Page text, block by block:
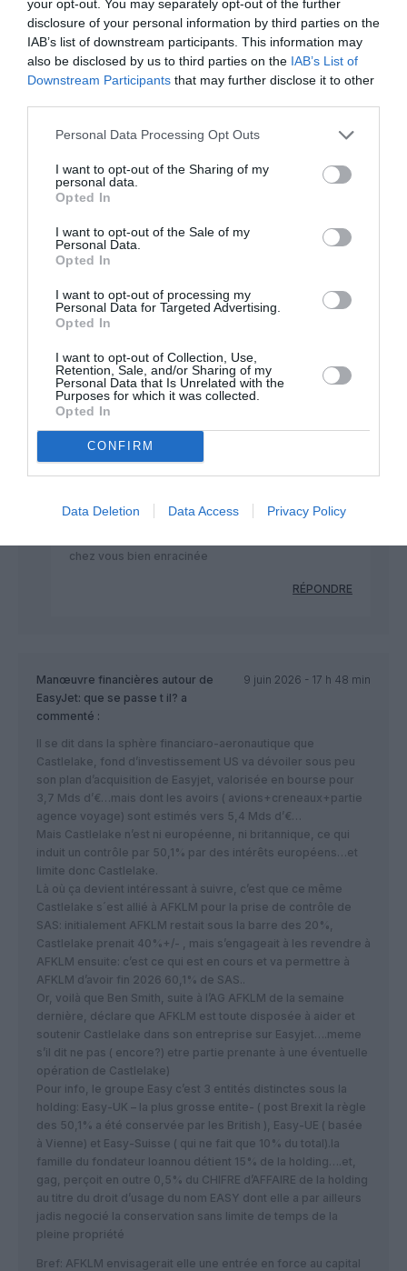
your opt-out. You may separately opt-out of the further
disclosure of your personal information by third parties on the
IAB’s list of downstream participants. This information may
also be disclosed by us to third parties on the IAB’s List of
Downstream Participants that may further disclose it to other
Personal Data Processing Opt Outs
I want to opt-out of the Sharing of my
personal data.
Opted In
I want to opt-out of the Sale of my
Personal Data.
Opted In
I want to opt-out of processing my
Personal Data for Targeted Advertising.
Opted In
I want to opt-out of Collection, Use,
Retention, Sale, and/or Sharing of my
Personal Data that Is Unrelated with the
Purposes for which it was collected.
Opted In
CONFIRM
Data Deletion Data Access Privacy Policy
que de regarder la vérité: vous êtes dénigrant et
bête comme des bouriquets.
RÉPONDRE
commenté :
ça “boom” pas trop la grammaire et
l’orthographe ici , mais le niveau est
suffisant pour easyjet
RÉPONDRE
Il faudrait peut être leur apprendre la géographie et la
lecture?
min
chez vous bien enracinée
RÉPONDRE
Manœuvre financières autour de
EasyJet: que se passe t il? a
commenté :
9 juin 2026 - 17 h 48 min
Il se dit dans la sphère financiaro-aeronautique que
Castlelake, fond d’investissement US va dévoiler sous peu
son plan d’acquisition de Easyjet, valorisée en bourse pour
3,7 Mds d’€…mais dont les avoirs ( avions+creneaux+partie
agence voyage) sont estimés vers 5,4 Mds d’€…
Mais Castlelake n’est ni européenne, ni britannique, ce qui
induit un contrôle par 50,1% par des intérêts européens…et
limite donc Castlelake.
Là où ça devient intéressant à suivre, c’est que ce même
Castlelake s´est allié à AFKLM pour la prise de contrôle de
SAS: initialement AFKLM restait sous la barre des 20%,
Castlelake prenait 40%+/- , mais s’engageait à les revendre à
AFKLM ensuite: c’est ce qui est en cours et va permettre à
AFKLM d’avoir fin 2026 60,1% de SAS..
Or, voilà que Ben Smith, suite à l’AG AFKLM de la semaine
dernière, déclare que AFKLM est toute disposée à aider et
soutenir Castlelake dans son entreprise sur Easyjet….meme
s’il dit ne pas ( encore?) etre partie prenante à une éventuelle
opération de Castlelake)
Pour info, le groupe Easy c’est 3 entités distinctes sous la
holding: Easy-UK – la plus grosse entite- ( post Brexit la règle
des 50,1% a été conservée par les British ), Easy-UE ( basée
à Vienne) et Easy-Suisse ( qui ne fait que 10% du total).la
famille du fondateur Ioannou détient 15% de la holding….et,
gag, perçoit en outre 0,5% du CHIFRE d’AFFAIRE de la holding
au titre du droit d’usage du nom EASY dont elle a par ailleurs
jadis negocié la conservation sans limite de temps de la
pleine propriété
Bref: AFKLM envisagerait elle une entrée en force au capital